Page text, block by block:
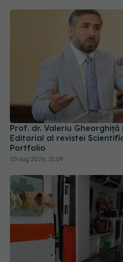
Prof. dr. Valeriu
Editorial al revistei
Portfolio
05 aug 2026, 21:09